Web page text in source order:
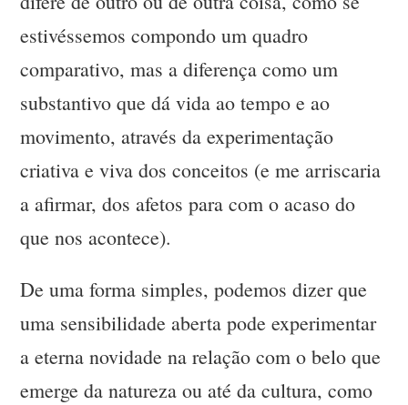
estivéssemos compondo um quadro
comparativo, mas a diferença como um
substantivo que dá vida ao tempo e ao
movimento, através da experimentação
criativa e viva dos conceitos (e me arriscaria
a afirmar, dos afetos para com o acaso do
que nos acontece).
De uma forma simples, podemos dizer que
uma sensibilidade aberta pode experimentar
a eterna novidade na relação com o belo que
emerge da natureza ou até da cultura, como